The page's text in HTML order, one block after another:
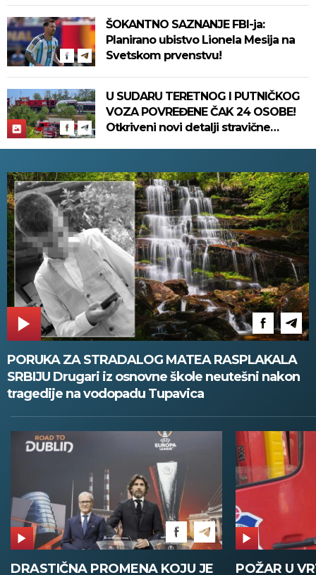
ŠOKANTNO SAZNANJE FBI-ja:
Planirano ubistvo Lionela Mesija na
Svetskom prvenstvu!
U SUDARU TERETNOG I PUTNIČKOG
VOZA POVREĐENE ČAK 24 OSOBE!
Otkriveni novi detalji stravične
PORUKA ZA STRADALOG MATEA RASPLAKALA
SRBIJU Drugari iz osnovne škole neutešni nakon
tragedije na vodopadu Tupavica
POŽAR U VRTIĆU NA VOŽDOVCU SINIŠA